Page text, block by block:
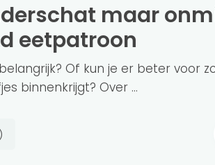
eetpatroon
Of kun je er beter voor
binnenkrijgt? Over ...
)